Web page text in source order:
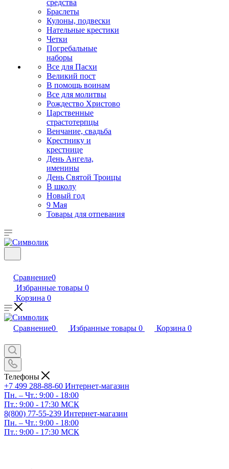
средства
Браслеты
Кулоны, подвески
Нательные крестики
Четки
Погребальные
наборы
Все для Пасхи
Великий пост
В помощь воинам
Все для молитвы
Рождество Христово
Царственные
страстотерпцы
Венчание, свадьба
Крестнику и
крестнице
День Ангела,
именины
День Святой Троицы
В школу
Новый год
9 Мая
Товары для отпевания
Сравнение0
Избранные товары 0
Корзина 0
Сравнение0 Избранные товары 0 Корзина 0
Телефоны
+7 499 288-88-60 Интернет-магазин
Пн. – Чт.: 9:00 - 18:00
Пт.: 9:00 - 17:30 МСК
8(800) 77-55-239 Интернет-магазин
Пн. – Чт.: 9:00 - 18:00
Пт.: 9:00 - 17:30 МСК